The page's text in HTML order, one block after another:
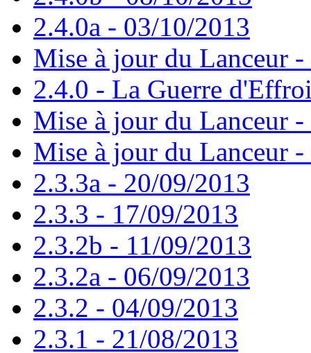
2.4.0a - 03/10/2013
Mise à jour du Lanceur
2.4.0 - La Guerre
Mise à jour du Lanceur
Mise à jour du Lanceur
2.3.3a - 20/09/2013
2.3.3 - 17/09/2013
2.3.2b - 11/09/2013
2.3.2a - 06/09/2013
2.3.2 - 04/09/2013
2.3.1 - 21/08/2013